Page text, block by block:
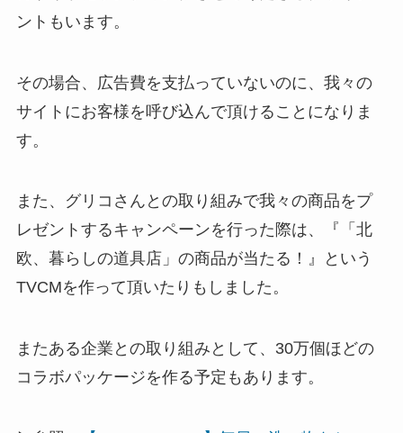
ントもいます。
その場合、広告費を支払っていないのに、我々の
サイトにお客様を呼び込んで頂けることになりま
す。
また、グリコさんとの取り組みで我々の商品をプ
レゼントするキャンペーンを行った際は、『「北
欧、暮らしの道具店」の商品が当たる！』という
TVCMを作って頂いたりもしました。
またある企業との取り組みとして、30万個ほどの
コラボパッケージを作る予定もあります。